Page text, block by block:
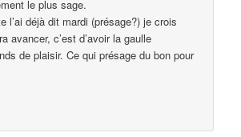
le plus sage.
l’ai déjà dit mardi (présage?) je crois
avancer, c’est d’avoir la gaulle
de plaisir. Ce qui présage du bon pour